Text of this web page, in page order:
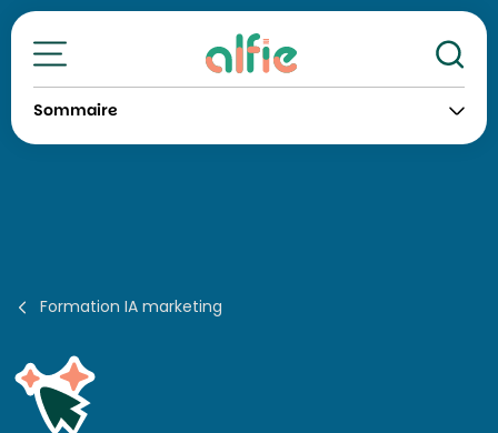
Toutes nos formations
Sommaire
Formation IA marketing